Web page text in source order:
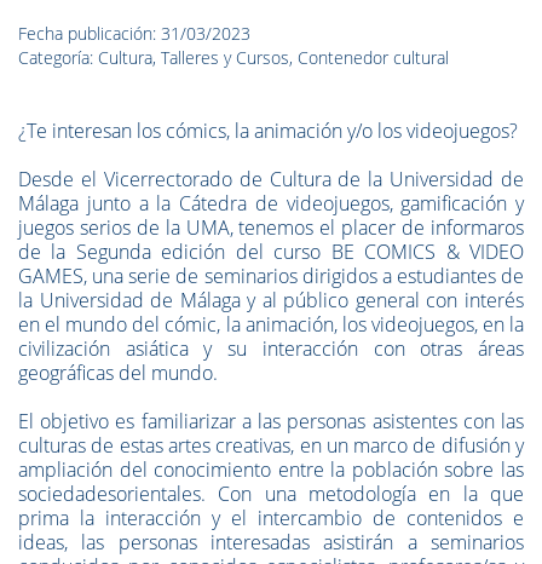
Fecha publicación: 31/03/2023
Categoría: Cultura, Talleres y Cursos, Contenedor cultural
¿Te interesan los cómics, la animación y/o los videojuegos?
Desde el Vicerrectorado de Cultura de la Universidad de
Málaga junto a la Cátedra de videojuegos, gamificación y
juegos serios de la UMA, tenemos el placer de informaros
de la Segunda edición del curso BE COMICS & VIDEO
GAMES, una serie de seminarios dirigidos a estudiantes de
la Universidad de Málaga y al público general con interés
en el mundo del cómic, la animación, los videojuegos, en la
civilización asiática y su interacción con otras áreas
geográficas del mundo.
El objetivo es familiarizar a las personas asistentes con las
culturas de estas artes creativas, en un marco de difusión y
ampliación del conocimiento entre la población sobre las
sociedadesorientales. Con una metodología en la que
prima la interacción y el intercambio de contenidos e
ideas, las personas interesadas asistirán a seminarios